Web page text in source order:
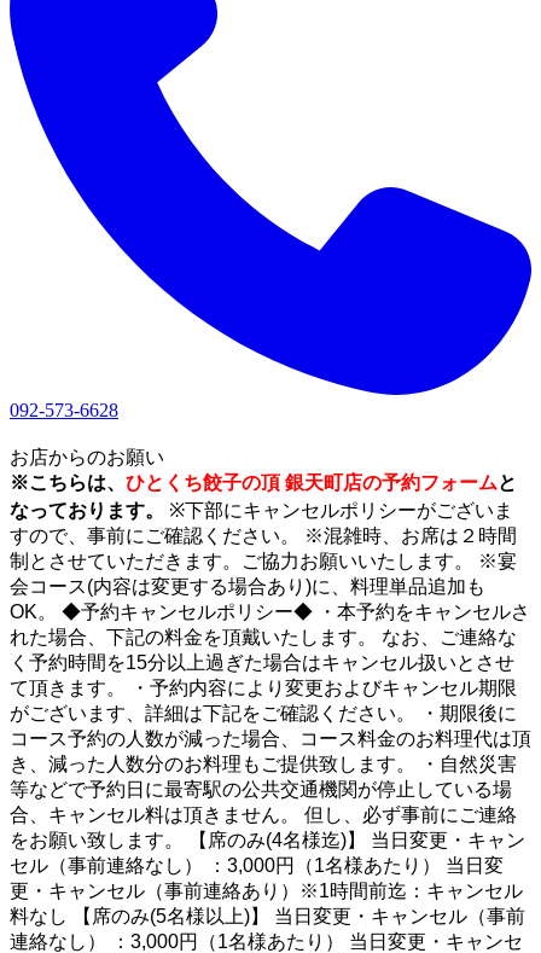
092-573-6628
お店からのお願い
※こちらは、 ひとくち餃子の頂 銀天町店の予約フォームと
なっております。
※下部にキャンセルポリシーがございま
すので、事前にご確認ください。 ※混雑時、お席は２時間
制とさせていただきます。ご協力お願いいたします。 ※宴
会コース(内容は変更する場合あり)に、料理単品追加も
OK。 ◆予約キャンセルポリシー◆ ・本予約をキャンセルさ
れた場合、下記の料金を頂戴いたします。 なお、ご連絡な
く予約時間を15分以上過ぎた場合はキャンセル扱いとさせ
て頂きます。 ・予約内容により変更およびキャンセル期限
がございます、詳細は下記をご確認ください。 ・期限後に
コース予約の人数が減った場合、コース料金のお料理代は頂
き、減った人数分のお料理もご提供致します。 ・自然災害
等などで予約日に最寄駅の公共交通機関が停止している場
合、キャンセル料は頂きません。 但し、必ず事前にご連絡
をお願い致します。 【席のみ(4名様迄)】 当日変更・キャン
セル（事前連絡なし） ：3,000円（1名様あたり） 当日変
更・キャンセル（事前連絡あり）※1時間前迄：キャンセル
料なし 【席のみ(5名様以上)】 当日変更・キャンセル（事前
連絡なし） ：3,000円（1名様あたり） 当日変更・キャンセ